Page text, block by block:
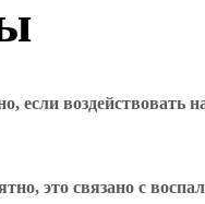
если
это связано с